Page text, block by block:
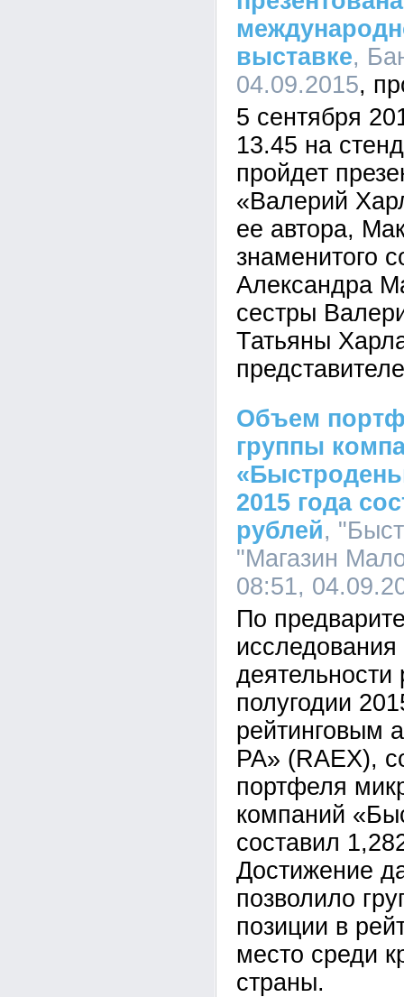
выставке,
04.09.2015
5 сентября
13.45 на
пройдет
«Валерий
ее автора,
знаменитого
Александра
сестры
Татьяны
Объем
группы
2015 года
рублей,
"Магазин
08:51,
По
исследования
полугодии
рейтинговым
РА» (RAEX),
портфеля
компаний
составил
Достижение
позволило
позиции в
место среди
страны.